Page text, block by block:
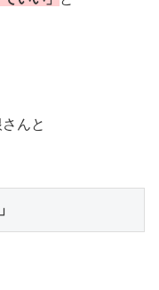
んと